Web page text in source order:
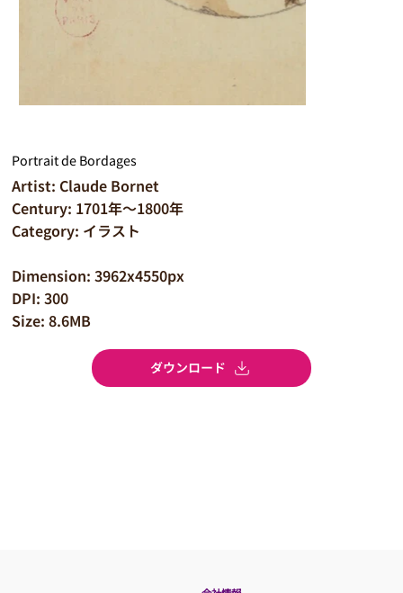
Portrait de Bordages
Artist: Claude Bornet
Century: 1701年～1800年
Category: イラスト
Dimension: 3962x4550px
DPI: 300
Size: 8.6MB
ダウンロード